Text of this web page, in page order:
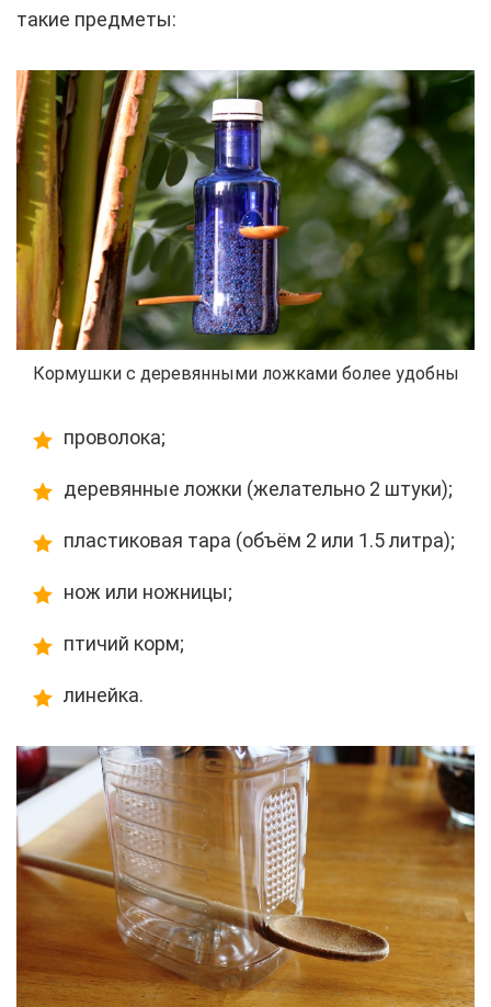
такие предметы:
Кормушки с деревянными ложками более удобны
проволока;
деревянные ложки (желательно 2 штуки);
пластиковая тара (объём 2 или 1.5 литра);
нож или ножницы;
птичий корм;
линейка.